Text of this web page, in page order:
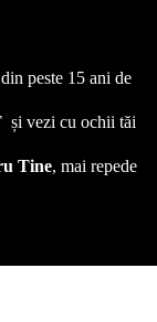
peste 15 ani de
  și vezi cu ochii tăi
Tine, mai repede